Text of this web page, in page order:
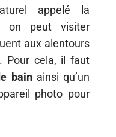
appelé la
on peut visiter
aux alentours
Pour cela, il faut
bain ainsi qu’un
photo pour